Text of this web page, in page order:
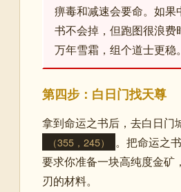
痹毒和减速会要命。如果
书不会掉，但跑图很浪费
万年雪霜，组个道士更稳。
第四步：白日门找天尊
拿到命运之书后，去白日门
（355，245）
。把命运之
要求你准备一块高纯度金矿
刃的材料。